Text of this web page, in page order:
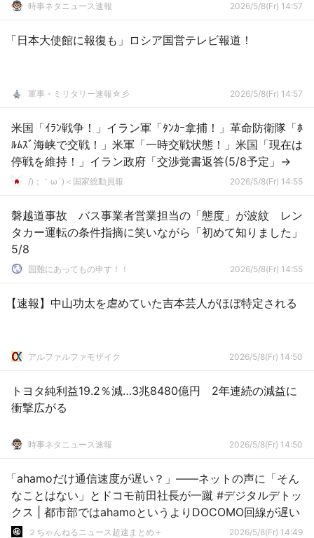
時事ネタニュース速報 2026/5/8(Fr) 14:57
「日本大使館に報復も」ロシア国営テレビ報道！
軍事・ミリタリー速報☆彡 2026/5/8(Fr) 14:57
米国「ｲﾗﾝ戦争！」イラン軍「ﾀﾝｶｰ拿捕！」革命防衛隊「ﾎ
ﾙﾑｽﾞ海峡で交戦！」米軍「一時交戦状態！」米国「現在は
停戦を維持！」イラン政府「交渉覚書返答(5/8予定」→
/)；｀ω´)＜国家総動員報 2026/5/8(Fr) 14:55
磐越道事故 バス事業者営業担当の「態度」が波紋 レン
タカー運転の条件指摘に笑いながら「初めて知りました」
5/8
国難にあってもの申す！！ 2026/5/8(Fr) 14:55
【速報】中山功太を虐めていた吉本芸人がほぼ特定される
アルファルファモザイク 2026/5/8(Fr) 14:50
トヨタ純利益19.2％減…3兆8480億円 2年連続の減益に
衝撃広がる
時事ネタニュース速報 2026/5/8(Fr) 14:50
「ahamoだけ通信速度が遅い？」――ネットの声に「そん
なことはない」とドコモ前田社長が一蹴 #デジタルデトッ
クス | 都市部ではahamoというよりDOCOMO回線が遅い
２ちゃんねるニュース超速まとめ＋ 2026/5/8(Fr) 14:49